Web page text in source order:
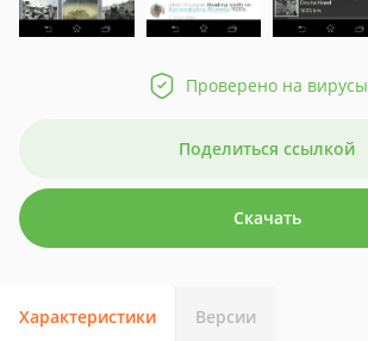
Проверено на вирусы
Поделиться ссылкой
Скачать
Характеристики Версии